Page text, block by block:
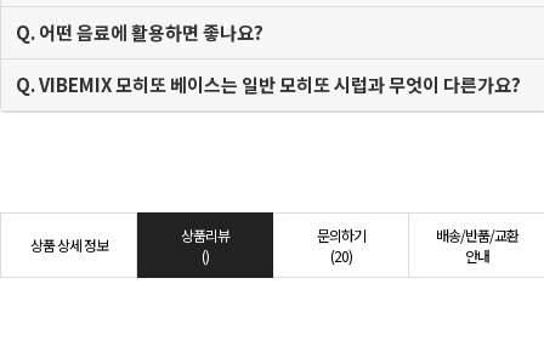
Q. 어떤 음료에 활용하면 좋나요?
Q. VIBEMIX 모히또 베이스는 일반 모히또 시럽과 무엇이 다른가요?
상품 상세 정보
상품리뷰
()
문의하기
(20)
배송/반품/교환
안내